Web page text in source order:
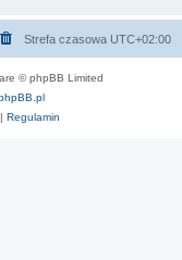
Strefa czasowa UTC+02:00
© phpBB Limited
| Regulamin